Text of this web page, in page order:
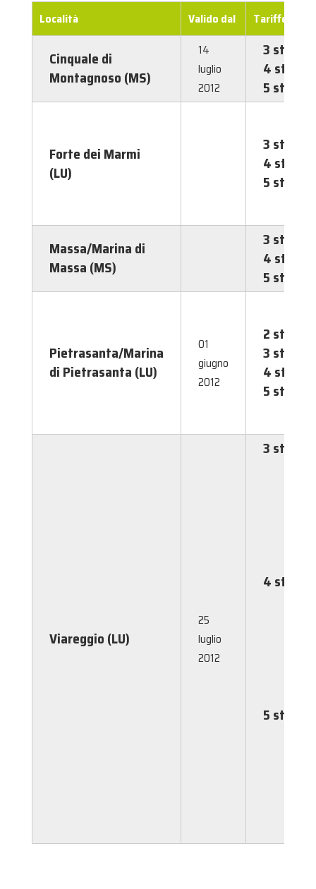
Località Valido dal Tariffe
Cinquale di
Montagnoso (MS)
14
luglio
2012
3 stelle
4 stelle
5 stelle
Forte dei Marmi
(LU)
3 stelle
4 stelle
5 stelle
Massa/Marina di
Massa (MS)
3 stelle
4 stelle
5 stelle
Pietrasanta/Marina
di Pietrasanta (LU)
01
giugno
2012
2 stelle
3 stelle
4 stelle
5 stelle
Viareggio (LU)
25
luglio
2012
3 stelle
4 stelle
5 stelle